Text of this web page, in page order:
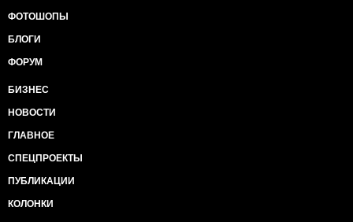
ФОТОШОПЫ
БЛОГИ
ФОРУМ
БИЗНЕС
НОВОСТИ
ГЛАВНОЕ
СПЕЦПРОЕКТЫ
ПУБЛИКАЦИИ
КОЛОНКИ